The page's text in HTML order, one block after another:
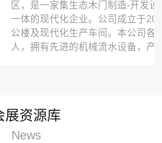
态木门制造-开发设计-销售和服务于
。公司成立于2012年，拥有标准办
车间。本公司各类管理人员179
械流水设备，产品优质率达95%以
，产品通过ISO9001-2008认证。
国木门以及全屋定制市场上占领了一
展资源库
News